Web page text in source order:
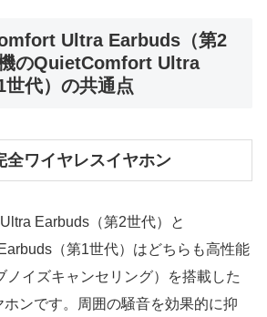
Ultra Earbuds（第2
のQuietComfort Ultra
代）の共通点
全ワイヤレスイヤホン
Earbuds（第2世代）と
（第1世代）はどちらも高性能
ノイズキャンセリング）を搭載した
ンです。周囲の騒音を効果的に抑